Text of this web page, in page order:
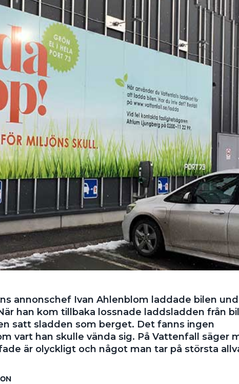
annonschef Ivan Ahlenblom laddade bilen
han kom tillbaka lossnade laddsladden från
satt sladden som berget. Det fanns ingen
vart han skulle vända sig. På Vattenfall säger
är olyckligt och något man tar på största